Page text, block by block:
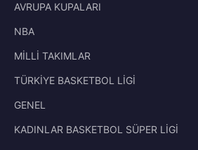
AVRUPA KUPALARI
NBA
MİLLİ TAKIMLAR
TÜRKİYE BASKETBOL LİGİ
GENEL
KADINLAR BASKETBOL SÜPER LİGİ